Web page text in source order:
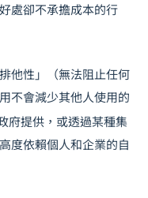
處卻不承擔成本的行
他性」（無法阻止任何
不會減少其他人使用的
府提供，或透過某種集
度依賴個人和企業的自